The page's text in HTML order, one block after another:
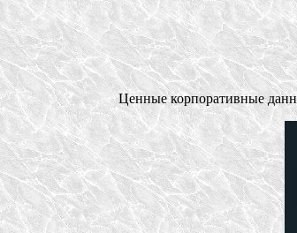
Ценные корпоративные